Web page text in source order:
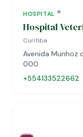
HOSPITAL
Hospital
Curitiba
Avenida Munhoz
000
+554133522662